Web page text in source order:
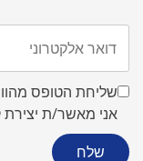
שליחת הטופס
אני מאשר/ת יצירת